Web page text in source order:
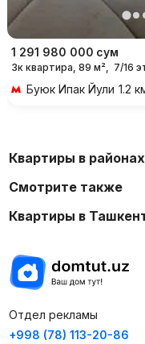
1 291 980 000 сум
3к квартира, 89 м², 7/16
Буюк Ипак Йули 1.2
Квартиры в
Смотрите также
Квартиры в
Отдел рекламы
+998 (78) 113-20-86